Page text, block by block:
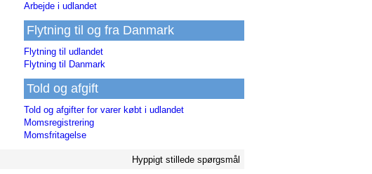
Arbejde i udlandet
Flytning til og fra Danmark
Flytning til udlandet
Flytning til Danmark
Told og afgift
Told og afgifter for varer købt i udlandet
Momsregistrering
Momsfritagelse
Hyppigt stillede spørgsmål